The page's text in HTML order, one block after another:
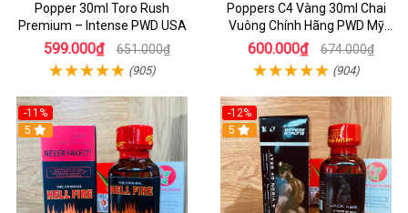
Popper 30ml Toro Rush
Premium – Intense PWD USA
599.000₫ 651.000₫
(905)
Poppers C4 Vàng 30ml Chai
Vuông Chính Hãng PWD Mỹ
Tăng Hưng Phấn Cho Top Bot
600.000₫ 674.000₫
(904)
-11%
5
-12%
5